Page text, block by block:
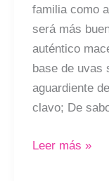
familia como
será más
auténtico
base de uvas
aguardiente
clavo; De
Leer más »